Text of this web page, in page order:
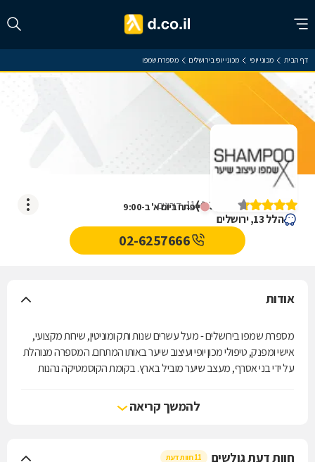
דף הבית מכוני יופי מכוני יופי בירושלים מספרת שמפו
ייפתח ביום א' ב-9:00
מספרת שמפו
4.3
)
11דירוגים
הלל 13, ירושלים
02-6257666
אודות
מספרת שמפו בירושלים - מעל עשרים שנות ותק ומוניטין, שירות מקצועי,
אישי ומפנק, טיפולי מכון יופי ועיצוב שיער באותו המתחם. המספרה מנוהלת
על ידי בני אסרף, מעצב שיער מוביל בארץ. בקומת הקוסמטיקה נהנות
גבות, הסרת שיער, מניקור ופדיקור וגם איפור כלות ומכירת מוצרי טיפוח
לשיער. בנוסף משווקת המספרה מכשור וציוד המיועד למספרות.
להמשך קריאה
חוות דעת גולשים 11 חוות דעת